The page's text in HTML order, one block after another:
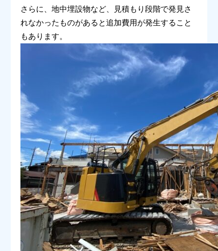
さらに、地中埋設物など、見積もり段階で発見さ
れなかったものがあると追加費用が発生すること
もあります。